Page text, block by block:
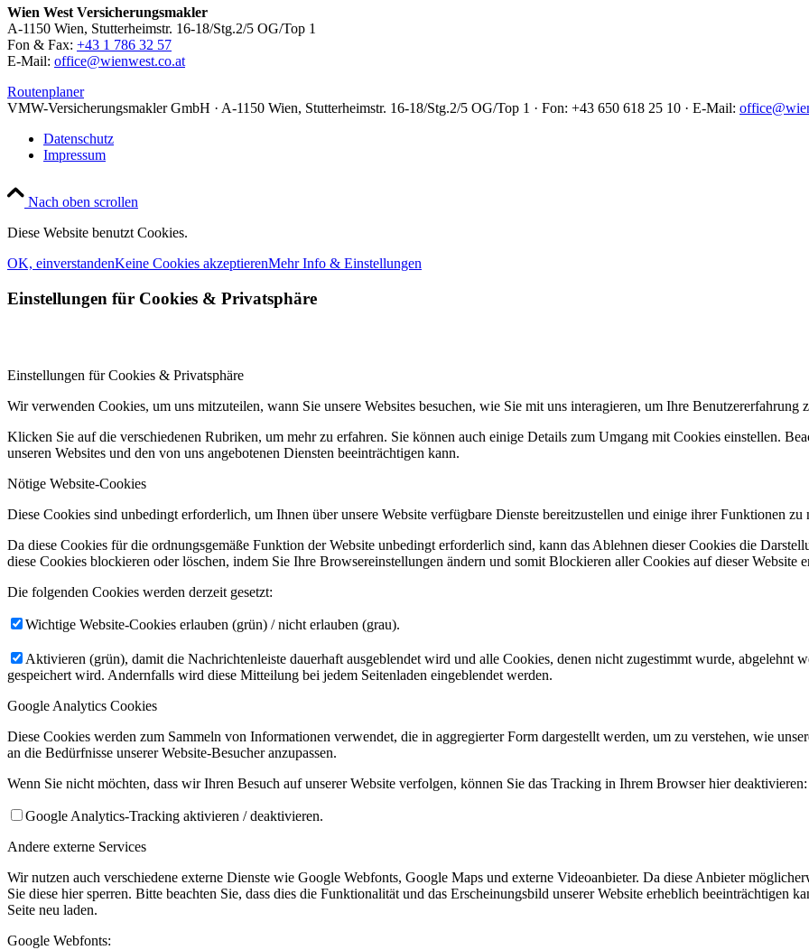
Wien West Versicherungsmakler
A-1150 Wien, Stutterheimstr. 16-18/Stg.2/5 OG/Top 1
Fon & Fax: +43 1 786 32 57
E-Mail: office@wienwest.co.at
Routenplaner
VMW-Versicherungsmakler GmbH · A-1150 Wien, Stutterheimstr. 16-18/Stg.2/5 OG/Top 1 · Fon: +43 650 618 25 10 · E-Mail:
Datenschutz
Impressum
Nach oben scrollen
Diese Website benutzt Cookies.
OK, einverstandenKeine Cookies akzeptierenMehr Info & Einstellungen
Einstellungen für Cookies & Privatsphäre
Einstellungen für Cookies & Privatsphäre
Wir verwenden Cookies, um uns mitzuteilen, wann Sie unsere Websites besuchen, wie Sie mit uns interagieren, um Ihre Benutzererfahrung
Klicken Sie auf die verschiedenen Rubriken, um mehr zu erfahren. Sie können auch einige Details zum Umgang mit Cookies einstellen.
unseren Websites und den von uns angebotenen Diensten beeinträchtigen kann.
Nötige Website-Cookies
Diese Cookies sind unbedingt erforderlich, um Ihnen über unsere Website verfügbare Dienste bereitzustellen und einige ihrer Funktionen zu
Da diese Cookies für die ordnungsgemäße Funktion der Website unbedingt erforderlich sind, kann das Ablehnen dieser Cookies die
diese Cookies blockieren oder löschen, indem Sie Ihre Browsereinstellungen ändern und somit Blockieren aller Cookies auf dieser Website
Die folgenden Cookies werden derzeit gesetzt:
Wichtige Website-Cookies erlauben (grün) / nicht erlauben (grau).
Aktivieren (grün), damit die Nachrichtenleiste dauerhaft ausgeblendet wird und alle Cookies, denen nicht zugestimmt wurde, abgelehnt
gespeichert wird. Andernfalls wird diese Mitteilung bei jedem Seitenladen eingeblendet werden.
Google Analytics Cookies
Diese Cookies werden zum Sammeln von Informationen verwendet, die in aggregierter Form dargestellt werden, um zu verstehen, wie
an die Bedürfnisse unserer Website-Besucher anzupassen.
Wenn Sie nicht möchten, dass wir Ihren Besuch auf unserer Website verfolgen, können Sie das Tracking in Ihrem Browser hier deaktivieren:
Google Analytics-Tracking aktivieren / deaktivieren.
Andere externe Services
Wir nutzen auch verschiedene externe Dienste wie Google Webfonts, Google Maps und externe Videoanbieter. Da diese Anbieter
Sie diese hier sperren. Bitte beachten Sie, dass dies die Funktionalität und das Erscheinungsbild unserer Website erheblich beeinträchtigen
Seite neu laden.
Google Webfonts: